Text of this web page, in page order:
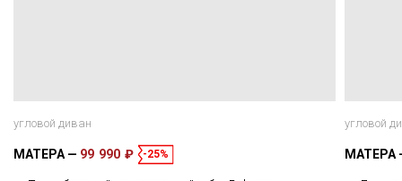
угловой диван
МАТЕРА 99 990 ₽ -25%
угловой
МАТЕРА